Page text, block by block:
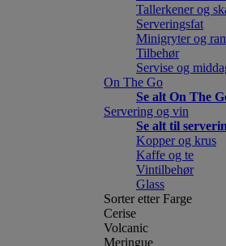
Tallerkener og
Serveringsfat
Minigryter og
Tilbehør
Servise og
On The Go
Se alt On The
Servering og vin
Se alt til
Kopper og krus
Kaffe og te
Vintilbehør
Glass
Sorter etter Farge
Cerise
Volcanic
Meringue